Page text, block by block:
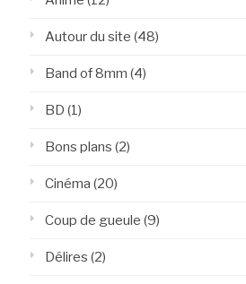
Autour du site (48)
Band of 8mm (4)
BD (1)
Bons plans (2)
Cinéma (20)
Coup de gueule (9)
Délires (2)